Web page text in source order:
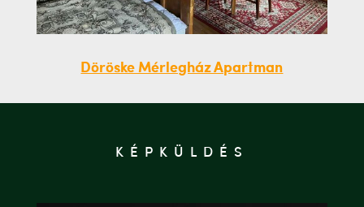
Döröske Mérlegház Apartman
KÉPKÜLDÉS